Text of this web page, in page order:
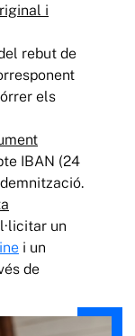
i
rebut de
els
IBAN (24
un
i un
de